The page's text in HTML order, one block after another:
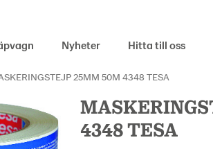
Nyheter Hitta till oss
25MM 50M 4348 TESA
4348 TESA